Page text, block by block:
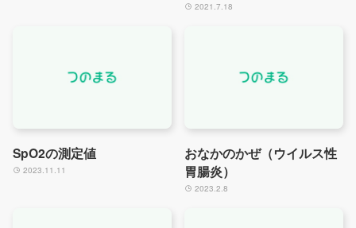
2021.7.18
SpO2の測定値
2023.11.11
おなかのかぜ（ウイルス性
胃腸炎）
2023.2.8